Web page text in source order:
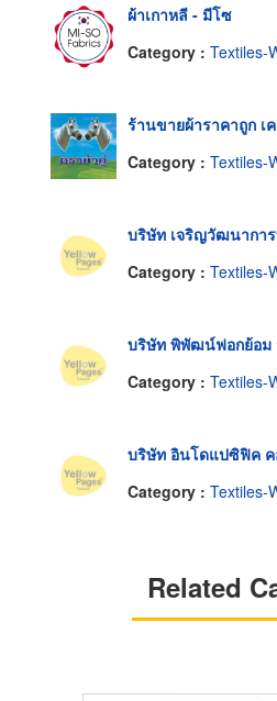
ผ้าเกาหลี - มีโซ
Category : Textiles-
ร้านขายผ้าราคาถูก เ
Category : Textiles-
บริษัท เจริญวัฒนากา
Category : Textiles-
บริษัท พิพัฒน์ฟอกย้อม
Category : Textiles-
บริษัท อินโดแปซิฟิค ค
Category : Textiles-
Related